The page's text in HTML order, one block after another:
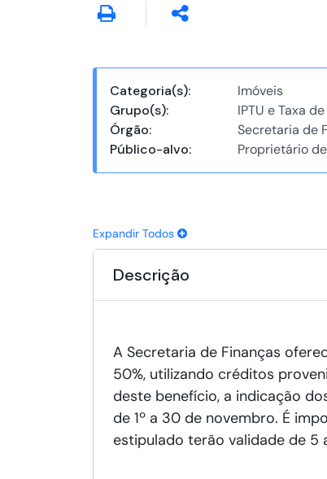
Categoria(s):
Imóveis
Grupo(s):
IPTU e Taxa
Órgão:
Secretaria de
Público-alvo:
Proprietário
Expandir Todos
Descrição
A Secretaria de Finanças
50%, utilizando créditos
deste benefício, a indicação
de 1º a 30 de novembro. É
estipulado terão validade de 5